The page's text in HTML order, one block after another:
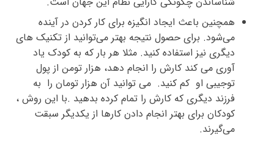
همچنین باعث ایجاد انگیزه برای کار کردن در آینده
می‌شود. برای حصول نتیجه بهتر می‌توانید از تکنیک های
دیگری نیز استفاده کنید. مثلا هر بار که به کودک یاد
آوری می کند کارش را انجام دهد، هزار تومن از پول
توجیبی او کم کنید. می توانید آن هزار تومان را به
فرزند دیگری که کارش را تمام کرده بدهید .با این روش ،
کودکان برای بهتر انجام دادن کارها از یکدیگر سبقت
می‌گیرند.